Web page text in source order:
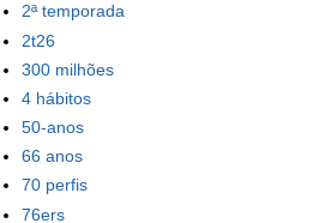
2ª temporada
2t26
300 milhões
4 hábitos
50-anos
66 anos
70 perfis
76ers